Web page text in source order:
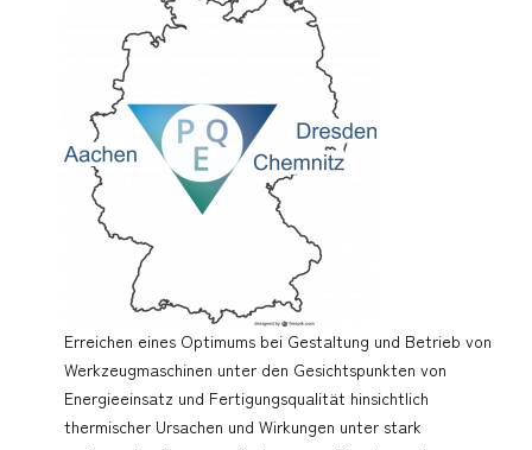
Erreichen eines Optimums bei Gestaltung und Betrieb von
Werkzeugmaschinen unter den Gesichtspunkten von
Energieeinsatz und Fertigungsqualität hinsichtlich
thermischer Ursachen und Wirkungen unter stark